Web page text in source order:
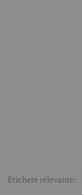
Etichete relevante: